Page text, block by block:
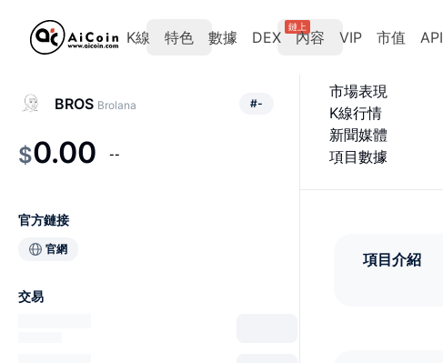
K線 特色 數據 DEX
鏈上
內容 VIP 市值 API
市場表現
K線行情
新聞媒體
項目數據
項目介紹
BROS Brolana #-
$0.00 --
官方鏈接
官網
交易